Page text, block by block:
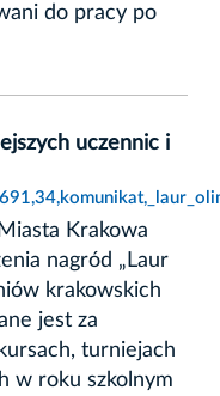
do pracy po
uczennic i
Krakowa
nagród „Laur
krakowskich
jest za
turniejach
w roku szkolnym